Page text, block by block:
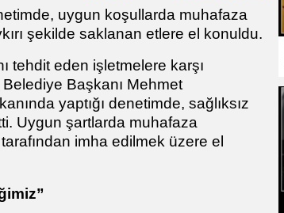
uygun koşullarda muhafaza
şekilde saklanan etlere el konuldu.
tehdit eden işletmelere karşı
Başkanı Mehmet
yaptığı denetimde, sağlıksız
Uygun şartlarda muhafaza
imha edilmek üzere el